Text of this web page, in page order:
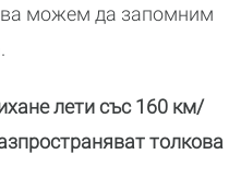
можем да запомним
лети със 160 км/
толкова